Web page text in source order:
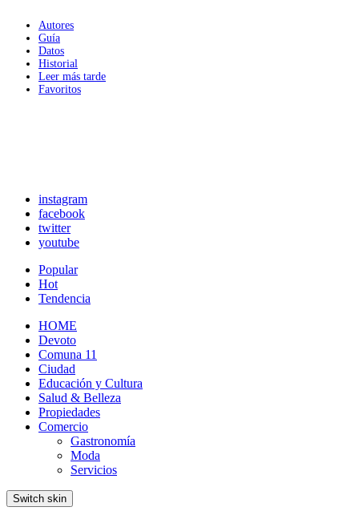
Autores
Guía
Datos
Historial
Leer más tarde
Favoritos
instagram
facebook
twitter
youtube
Popular
Hot
Tendencia
HOME
Devoto
Comuna 11
Ciudad
Educación y Cultura
Salud & Belleza
Propiedades
Comercio
Gastronomía
Moda
Servicios
Switch skin